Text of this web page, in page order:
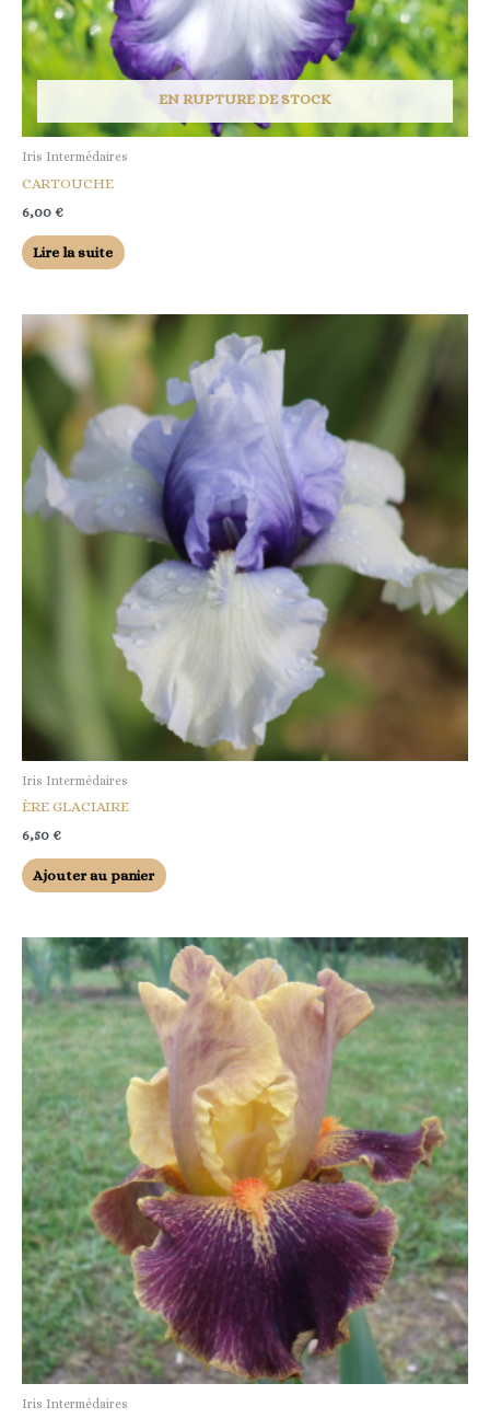
EN RUPTURE DE STOCK
Iris Intermédaires
CARTOUCHE
6,00 €
Lire la suite
Iris Intermédaires
ÈRE GLACIAIRE
6,50 €
Ajouter au panier
Iris Intermédaires